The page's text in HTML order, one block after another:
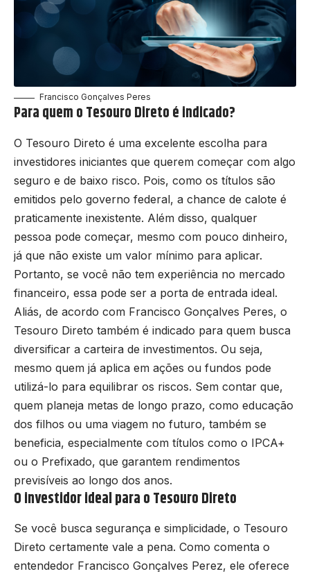
Francisco Gonçalves Peres
Para quem o Tesouro Direto é indicado?
O Tesouro Direto é uma excelente escolha para
investidores iniciantes que querem começar com algo
seguro e de baixo risco. Pois, como os títulos são
emitidos pelo governo federal, a chance de calote é
praticamente inexistente. Além disso, qualquer
pessoa pode começar, mesmo com pouco dinheiro,
já que não existe um valor mínimo para aplicar.
Portanto, se você não tem experiência no mercado
financeiro, essa pode ser a porta de entrada ideal.
Aliás, de acordo com Francisco Gonçalves Peres, o
Tesouro Direto também é indicado para quem busca
diversificar a carteira de investimentos. Ou seja,
mesmo quem já aplica em ações ou fundos pode
utilizá-lo para equilibrar os riscos. Sem contar que,
quem planeja metas de longo prazo, como educação
dos filhos ou uma viagem no futuro, também se
beneficia, especialmente com títulos como o IPCA+
ou o Prefixado, que garantem rendimentos
previsíveis ao longo dos anos.
O investidor ideal para o Tesouro Direto
Se você busca segurança e simplicidade, o Tesouro
Direto certamente vale a pena. Como comenta o
entendedor Francisco Gonçalves Perez, ele oferece